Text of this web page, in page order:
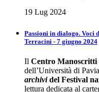
19 Lug 2024
Passioni in dialogo. Voci
Terracini - 7 giugno 2024
Il Centro Manoscritti
dell’Università di
archividel Festival
lettura dedicata al